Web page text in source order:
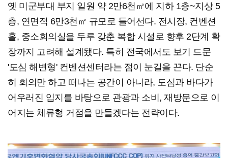
옛 미군부대 부지 일원 약 2만6천㎡에 지하 1층~지상 5
층, 연면적 6만3천㎡ 규모로 들어선다. 전시장, 컨벤션
홀, 중소회의실을 두루 갖춘 복합 시설로 향후 2단계 확
장까지 고려해 설계됐다. 특히 전국에서도 보기 드문
'도심 해변형' 컨벤션센터라는 점이 눈길을 끈다. 단순
히 회의만 하고 떠나는 공간이 아니라, 도심과 바다가
어우러진 입지를 바탕으로 관광과 소비, 재방문으로 이
어지는 체류형 거점을 만들겠다는 전략이다.